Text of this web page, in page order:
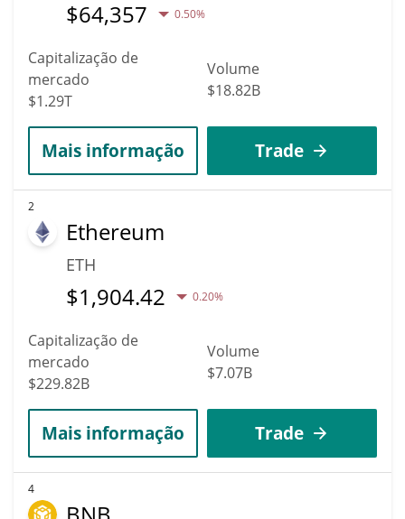
$64,357 0.50%
Capitalização de
mercado
$1.29T
Volume
$18.82B
Mais informação Trade
2
Ethereum
ETH
$1,904.42 0.20%
Capitalização de
mercado
$229.82B
Volume
$7.07B
Mais informação Trade
4